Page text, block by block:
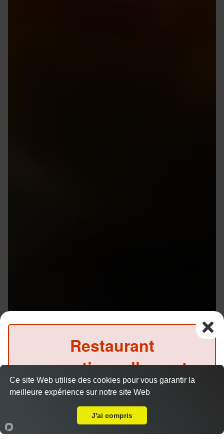
Accueil Panier Compte
Restaurant
exceptionnellement
fermé ce soir
(Précommande possible)
Ce site Web utilise des cookies pour vous garantir la
meilleure expérience sur notre site Web
J'ai compris